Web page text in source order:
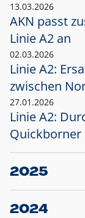
13.03.2026
AKN passt
Linie A2 an
02.03.2026
Linie A2:
zwischen
27.01.2026
Linie A2:
Quickborner
2025
23.12.2025
Projekt S5:
2024